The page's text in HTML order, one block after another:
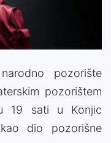
pozorište
pozorištem
19 sati u Konjic
dio pozorišne